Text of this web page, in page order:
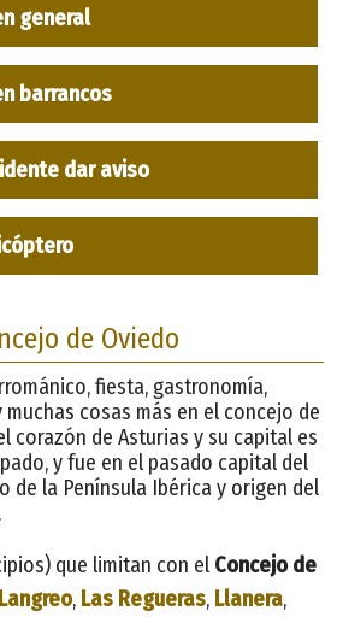
general
barrancos
dar aviso
de Oviedo
fiesta, gastronomía,
cosas más en el concejo de
corazón de Asturias y su capital es
y fue en el pasado capital del
de la Península Ibérica y origen del
que limitan con el Concejo de
Langreo, Las Regueras, Llanera,